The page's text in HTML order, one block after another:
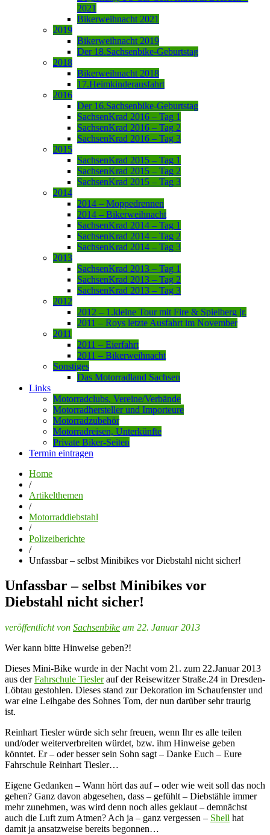
2021
Bikerweihnacht 2021
2019
Bikerweihnacht 2019
Der 18.Sachsenbike-Geburtstag
2018
Bikerweihnacht 2018
17.Heimkinderausfahrt
2016
Der 16.Sachsenbike-Geburtstag
SachsenKrad 2016 – Tag 1
SachsenKrad 2016 – Tag 2
SachsenKrad 2016 – Tag 3
2015
SachsenKrad 2015 – Tag 1
SachsenKrad 2015 – Tag 2
SachsenKrad 2015 – Tag 3
2014
2014 – Moppedrennen
2014 – Bikerweihnacht
SachsenKrad 2014 – Tag 1
SachsenKrad 2014 – Tag 2
SachsenKrad 2014 – Tag 3
2013
SachsenKrad 2013 – Tag 1
SachsenKrad 2013 – Tag 2
SachsenKrad 2013 – Tag 3
2012
2012 – 1.kleine Tour mit Fire & Spielberg jr.
2011 – Roys letzte Ausfahrt im November
2011
2011 – Eierfahrt
2011 – Bikerweihnacht
Sonstiges
Das Motorradland Sachsen
Links
Motorradclubs, Vereine/Verbände
Motorradhersteller und Importeure
Motorradzubehör
Motorradreisen, Unterkünfte
Private Biker-Seiten
Termin eintragen
Home
/
Artikelthemen
/
Motorraddiebstahl
/
Polizeiberichte
/
Unfassbar – selbst Minibikes vor Diebstahl nicht sicher!
Unfassbar – selbst Minibikes vor
Diebstahl nicht sicher!
veröffentlicht von Sachsenbike am 22. Januar 2013
Wer kann bitte Hinweise geben?!
Dieses Mini-Bike wurde in der Nacht vom 21. zum 22.Januar 2013
aus derFahrschule Tieslerauf der Reisewitzer Straße.24 in Dresden-
Löbtau gestohlen. Dieses stand zur Dekoration im Schaufenster und
war eine Leihgabe des Sohnes Tom, der nun darüber sehr traurig
ist.
Reinhart Tiesler würde sich sehr freuen, wenn Ihr es alle teilen
und/oder weiterverbreiten würdet, bzw. ihm Hinweise geben
könntet. Er – oder besser sein Sohn sagt – Danke Euch – Eure
Fahrschule Reinhart Tiesler…
Eigene Gedanken – Wann hört das auf – oder wie weit soll das noch
gehen? Ganz davon abgesehen, dass – gefühlt – Diebstähle immer
mehr zunehmen, was wird denn noch alles geklaut – demnächst
auch die Luft zum Atmen? Ach ja – ganz vergessen – Shell hat
damit ja ansatzweise bereits begonnen…